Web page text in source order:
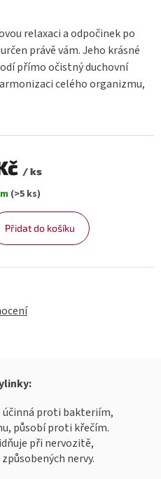
relaxaci a odpočinek po
právě vám. Jeho krásné
přímo očistný duchovní
celého organizmu,
/ ks
(>5 ks)
Přidat do košíku
účinná proti bakteriím,
působí proti křečím.
při nervozitě,
nervy.